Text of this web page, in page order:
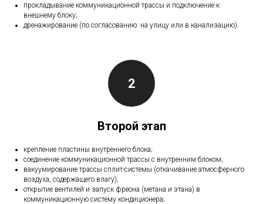
прокладывание коммуникационной трассы и подключение к
внешнему блоку;
дренажирование (по согласованию: на улицу или в канализацию).
Второй этап
крепление пластины внутреннего блока;
соединение коммуникационной трассы с внутренним блоком;
вакуумирование трассы сплит-системы (откачивание атмосферного
воздуха, содержащего влагу);
открытие вентилей и запуск фреона (метана и этана) в
коммуникационную систему кондиционера;